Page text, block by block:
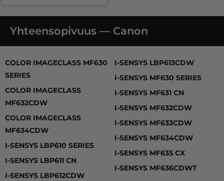
Yhteensopivuus — Canon
COLOR IMAGECLASS MF630
SERIES
COLOR IMAGECLASS
MF632CDW
COLOR IMAGECLASS
MF634CDW
I-SENSYS LBP610 SERIES
I-SENSYS LBP611 CN
I-SENSYS LBP612CDW
I-SENSYS LBP613CDW
I-SENSYS MF630 SERIES
I-SENSYS MF631 CN
I-SENSYS MF632CDW
I-SENSYS MF633CDW
I-SENSYS MF634CDW
I-SENSYS MF635 CX
I-SENSYS MF636CDWT